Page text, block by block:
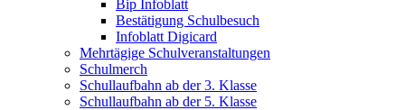
Bip Infoblatt
Bestätigung Schulbesuch
Infoblatt Digicard
Mehrtägige Schulveranstaltungen
Schulmerch
Schullaufbahn ab der 3. Klasse
Schullaufbahn ab der 5. Klasse